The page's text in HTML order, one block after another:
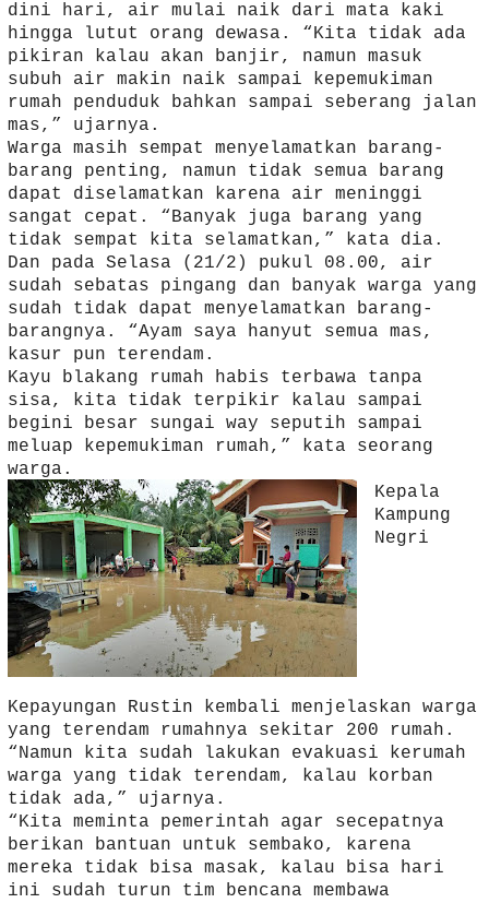
dini hari, air mulai naik dari mata kaki
hingga lutut orang dewasa. “Kita tidak ada
pikiran kalau akan banjir, namun masuk
subuh air makin naik sampai kepemukiman
rumah penduduk bahkan sampai seberang jalan
mas,” ujarnya.
Warga masih sempat menyelamatkan barang-
barang penting, namun tidak semua barang
dapat diselamatkan karena air meninggi
sangat cepat. “Banyak juga barang yang
tidak sempat kita selamatkan,” kata dia.
Dan pada Selasa (21/2) pukul 08.00, air
sudah sebatas pingang dan banyak warga yang
sudah tidak dapat menyelamatkan barang-
barangnya. “Ayam saya hanyut semua mas,
kasur pun terendam.
Kayu blakang rumah habis terbawa tanpa
sisa, kita tidak terpikir kalau sampai
begini besar sungai way seputih sampai
meluap kepemukiman rumah,” kata seorang
warga.
Kepala
Kampung
Negri
Kepayungan Rustin kembali menjelaskan warga
yang terendam rumahnya sekitar 200 rumah.
“Namun kita sudah lakukan evakuasi kerumah
warga yang tidak terendam, kalau korban
tidak ada,” ujarnya.
“Kita meminta pemerintah agar secepatnya
berikan bantuan untuk sembako, karena
mereka tidak bisa masak, kalau bisa hari
ini sudah turun tim bencana membawa